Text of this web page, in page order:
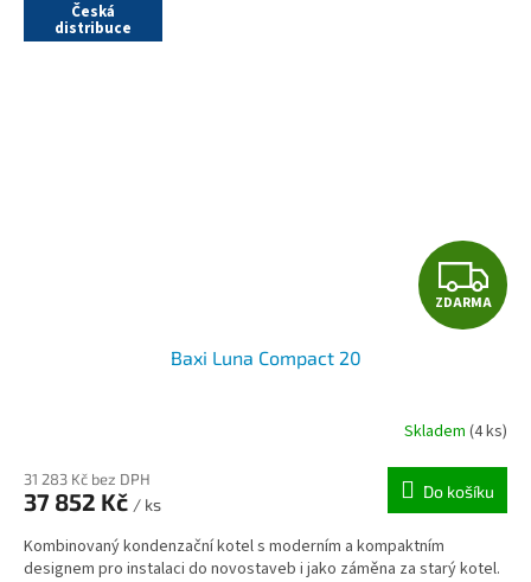
Česká
distribuce
Z
D
R
M
A
ZDARMA
Baxi Luna Compact 20
Skladem (4 ks)
31 283 Kč bez DPH
37 852 Kč / ks
Do košíku
Kombinovaný kondenzační kotel s moderním a kompaktním
designem pro instalaci do novostaveb i jako záměna za starý kotel.